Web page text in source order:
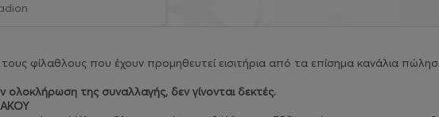
φίλαθλους που έχουν προμηθευτεί εισιτήρια από τα επίσημα κανάλια
της συναλλαγής, δεν γίνονται δεκτές.